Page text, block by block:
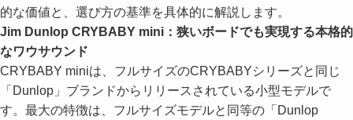
的な価値と、選び方の基準を具体的に解説します。
Jim Dunlop CRYBABY mini：狭いボードでも実現する本格的
なワウサウンド
CRYBABY miniは、フルサイズのCRYBABYシリーズと同じ
「Dunlop」ブランドからリリースされている小型モデルで
す。最大の特徴は、フルサイズモデルと同等の「Dunlop